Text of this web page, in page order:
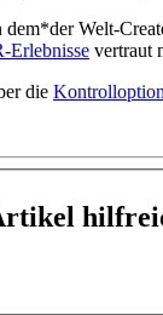
Welt-
Erlebnisse vertraut
die